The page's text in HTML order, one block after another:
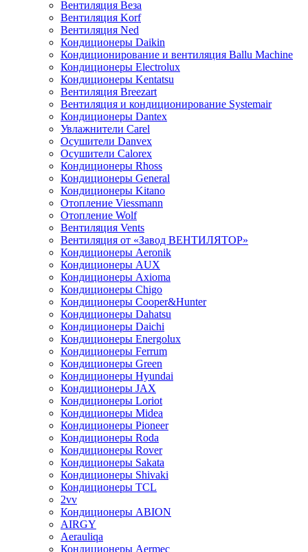
Вентиляция Веза
Вентиляция Korf
Вентиляция Ned
Кондиционеры Daikin
Кондиционирование и вентиляция Ballu Machine
Кондиционеры Electrolux
Кондиционеры Kentatsu
Вентиляция Breezart
Вентиляция и кондиционирование Systemair
Кондиционеры Dantex
Увлажнители Carel
Осушители Danvex
Осушители Calorex
Кондиционеры Rhoss
Кондиционеры General
Кондиционеры Kitano
Отопление Viessmann
Отопление Wolf
Вентиляция Vents
Вентиляция от «Завод ВЕНТИЛЯТОР»
Кондиционеры Aeronik
Кондиционеры AUX
Кондиционеры Axioma
Кондиционеры Chigo
Кондиционеры Cooper&Hunter
Кондиционеры Dahatsu
Кондиционеры Daichi
Кондиционеры Energolux
Кондиционеры Ferrum
Кондиционеры Green
Кондиционеры Hyundai
Кондиционеры JAX
Кондиционеры Loriot
Кондиционеры Midea
Кондиционеры Pioneer
Кондиционеры Roda
Кондиционеры Rover
Кондиционеры Sakata
Кондиционеры Shivaki
Кондиционеры TCL
2vv
Кондиционеры ABION
AIRGY
Aerauliqa
Кондиционеры Aermec